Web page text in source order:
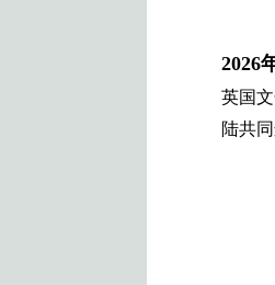
2026
英国
陆共